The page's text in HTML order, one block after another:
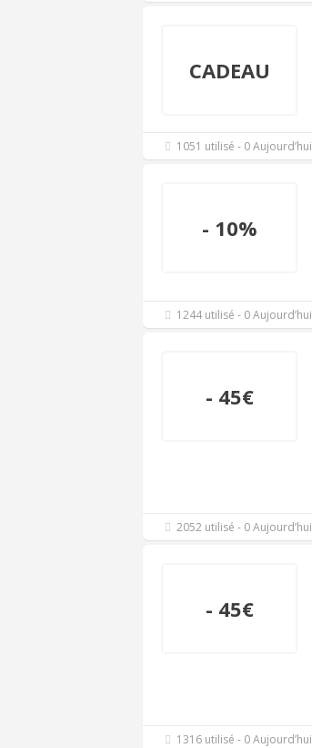
CADEAU
1051 utilisé - 0 Aujourd’hui
- 10%
1244 utilisé - 0 Aujourd’hui
- 45€
2052 utilisé - 0 Aujourd’hui
- 45€
1316 utilisé - 0 Aujourd’hui